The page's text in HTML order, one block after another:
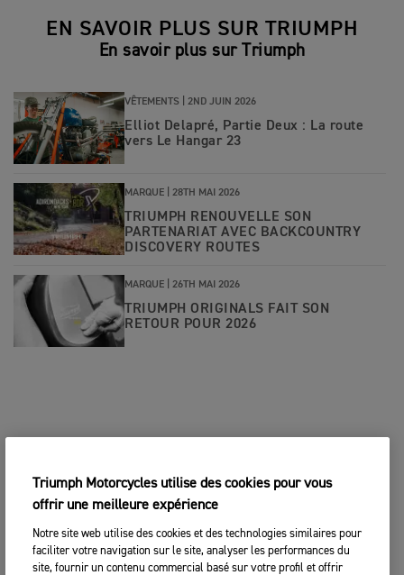
EN SAVOIR PLUS SUR TRIUMPH
En savoir plus sur Triumph
VÊTEMENTS | 2ND JUIN 2026
Elliot Delapré, Partie Deux : La route
vers Le Hangar 23
MARQUE | 28TH MAI 2026
TRIUMPH RENOUVELLE SON
PARTENARIAT AVEC BACKCOUNTRY
DISCOVERY ROUTES
MARQUE | 26TH MAI 2026
TRIUMPH ORIGINALS FAIT SON
RETOUR POUR 2026
Triumph Motorcycles utilise des cookies pour vous
offrir une meilleure expérience
Notre site web utilise des cookies et des technologies similaires pour
faciliter votre navigation sur le site, analyser les performances du
site, fournir un contenu commercial basé sur votre profil et offrir